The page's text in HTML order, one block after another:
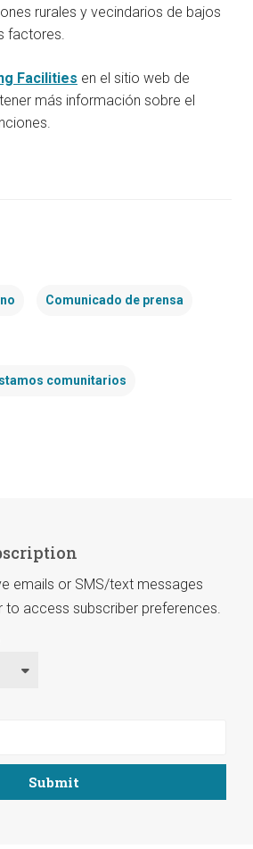
rurales y vecindarios de bajos
factores.
Facilities en el sitio web de
más información sobre el
Comunicado de prensa
comunitarios
emails or SMS/text messages
access subscriber preferences.